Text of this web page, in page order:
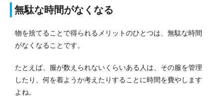
無駄な時間がなくなる
物を捨てることで得られるメリットのひとつは、無駄な時間
がなくなることです。
たとえば、服が数えられないくらいある人は、その服を管理
したり、何を着ようか考えたりすることに時間を費やします
よね。